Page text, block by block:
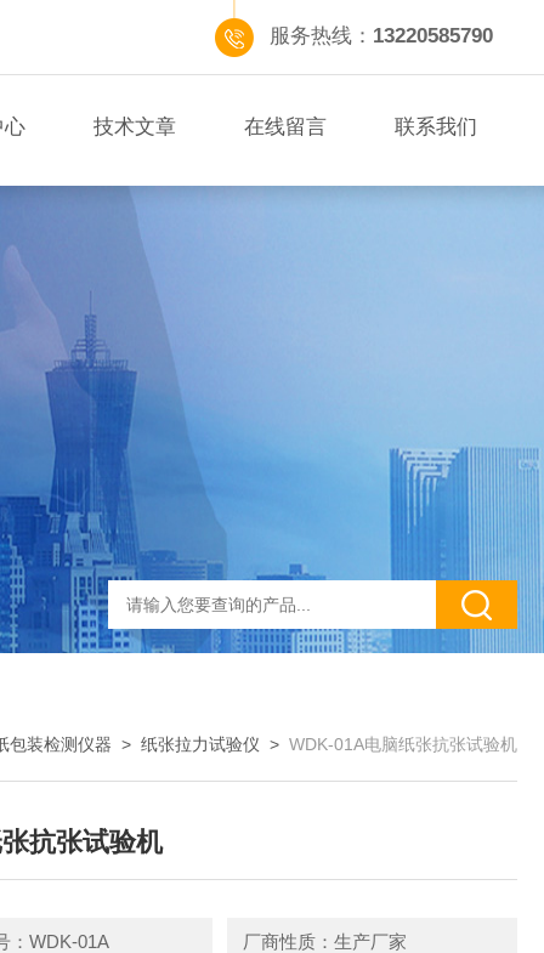
服务热线： 13220585790
心 技术文章 在线留言 联系我们
包装检测仪器 > 纸张拉力试验仪 > WDK-01A电脑纸张抗张试验机
抗张试验机
：WDK-01A 厂商性质：生产厂家